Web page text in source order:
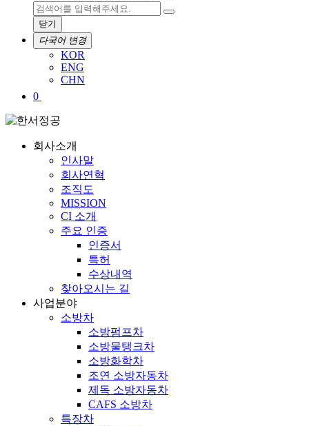
닫기
다국어 변경
KOR
ENG
CHN
0
회사소개
인사말
회사연혁
조직도
MISSION
CI 소개
주요 인증
인증서
특허
수상내역
찾아오시는 길
사업분야
소방차
소방펌프차
소방물탱크차
소방화학차
조연 소방자동차
제독 소방자동차
CAFS 소방차
특장차